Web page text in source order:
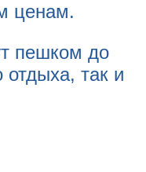
ценам.
пешком до
отдыха, так и